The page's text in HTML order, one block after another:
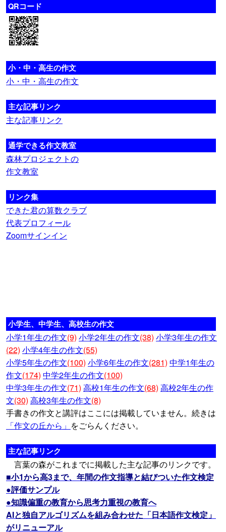
QRコード
小・中・高生の作文
小・中・高生の作文
主な記事リンク
主な記事リンク
通学できる作文教室
森林プロジェクトの
作文教室
リンク集
できた君の算数クラブ
代表プロフィール
Zoomサインイン
小学生、中学生、高校生の作文
小学1年生の作文(9) 小学2年生の作文(38) 小学3年生の作文
(22) 小学4年生の作文(55)
小学5年生の作文(100) 小学6年生の作文(281) 中学1年生の
作文(174) 中学2年生の作文(100)
中学3年生の作文(71) 高校1年生の作文(68) 高校2年生の作
文(30) 高校3年生の作文(8)
手書きの作文と講評はここには掲載していません。続きは
「作文の丘から」 をごらんください。
主な記事リンク
言葉の森がこれまでに掲載した主な記事のリンクです。
■小1から高3まで、年間の作文指導と結びついた作文検定
●評価サンプル
●知識偏重の教育から思考力重視の教育へ
AIと独自アルゴリズムを組み合わせた「日本語作文検定」
がリニューアル